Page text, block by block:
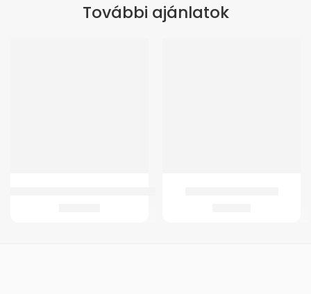
További ajánlatok